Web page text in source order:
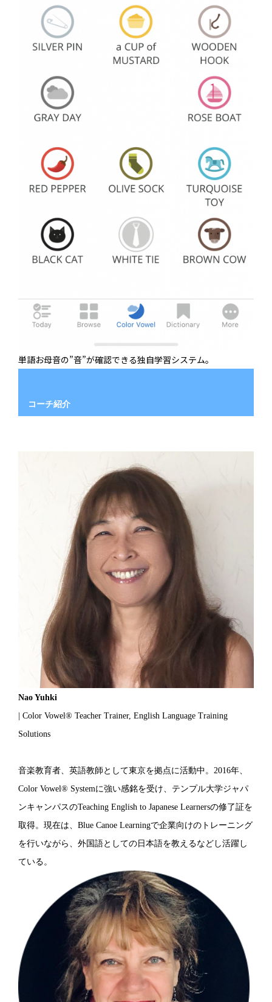
単語お母音の”音”が確認できる独自学習システム。
コーチ紹介
Nao Yuhki
| Color Vowel® Teacher Trainer, English Language Training
Solutions
音楽教育者、英語教師として東京を拠点に活動中。2016年、
Color Vowel® Systemに強い感銘を受け、テンプル大学ジャパ
ンキャンパスのTeaching English to Japanese Learnersの修了証を
取得。現在は、Blue Canoe Learningで企業向けのトレーニング
を行いながら、外国語としての日本語を教えるなどし活躍し
ている。